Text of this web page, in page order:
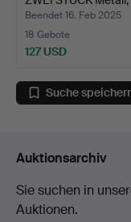
Beendet 16. Feb 2025
18 Gebote
127 USD
Suche
Auktionsarchiv
Sie suchen in
Auktionen.